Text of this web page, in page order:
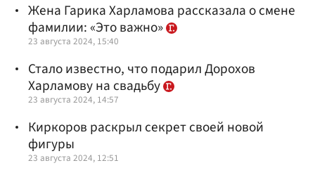
Жена Гарика Харламова рассказала о смене
фамилии: «Это важно»
23 августа 2024, 15:40
Стало известно, что подарил Дорохов
Харламову на свадьбу
23 августа 2024, 14:57
Киркоров раскрыл секрет своей новой
фигуры
23 августа 2024, 12:51